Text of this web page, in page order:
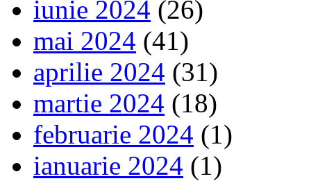
iunie 2024 (26)
mai 2024 (41)
aprilie 2024 (31)
martie 2024 (18)
februarie 2024 (1)
ianuarie 2024 (1)